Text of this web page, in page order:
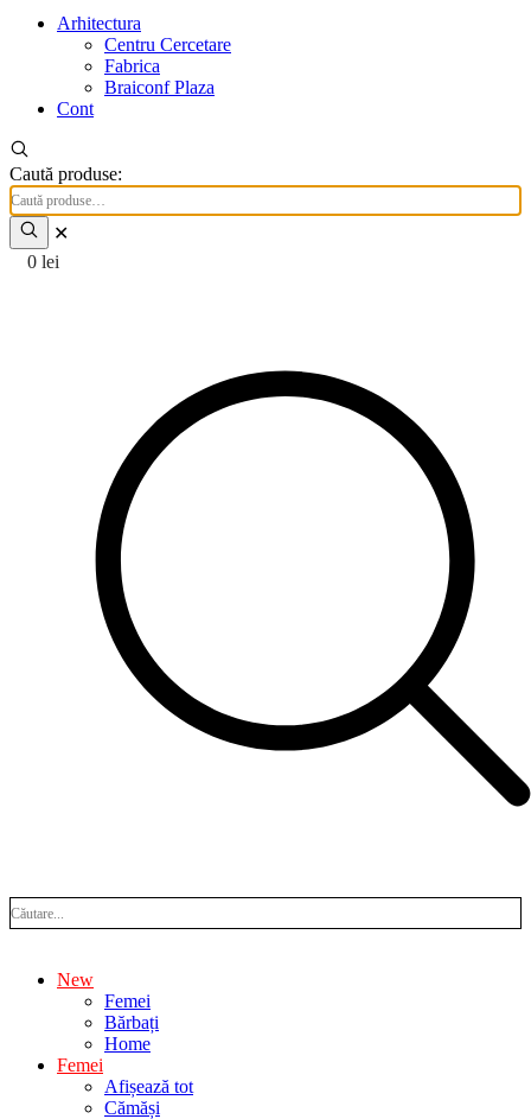
Arhitectura
Centru Cercetare
Fabrica
Braiconf Plaza
Cont
Caută produse:
✕
0 lei
New
Femei
Bărbați
Home
Femei
Afișează tot
Cămăși